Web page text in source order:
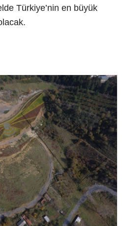
Türkiye’nin en büyük